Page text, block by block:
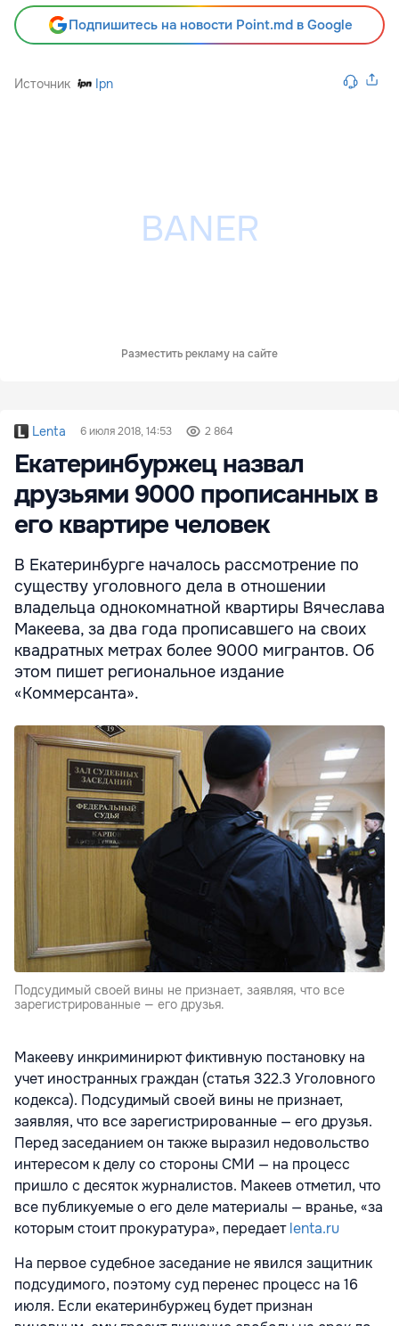
Подпишитесь на новости Point.md в Google
Источник Ipn
Разместить рекламу на сайте
Lenta 6 июля 2018, 14:53 2 864
Екатеринбуржец назвал
друзьями 9000 прописанных в
его квартире человек
В Екатеринбурге началось рассмотрение по
существу уголовного дела в отношении
владельца однокомнатной квартиры Вячеслава
Макеева, за два года прописавшего на своих
квадратных метрах более 9000 мигрантов. Об
этом пишет региональное издание
«Коммерсанта».
Подсудимый своей вины не признает, заявляя, что все
зарегистрированные — его друзья.
Макееву инкриминирют фиктивную постановку на
учет иностранных граждан (статья 322.3 Уголовного
кодекса). Подсудимый своей вины не признает,
заявляя, что все зарегистрированные — его друзья.
Перед заседанием он также выразил недовольство
интересом к делу со стороны СМИ — на процесс
пришло с десяток журналистов. Макеев отметил, что
все публикуемые о его деле материалы — вранье, «за
которым стоит прокуратура», передаетlenta.ru
На первое судебное заседание не явился защитник
подсудимого, поэтому суд перенес процесс на 16
июля. Если екатеринбуржец будет признан